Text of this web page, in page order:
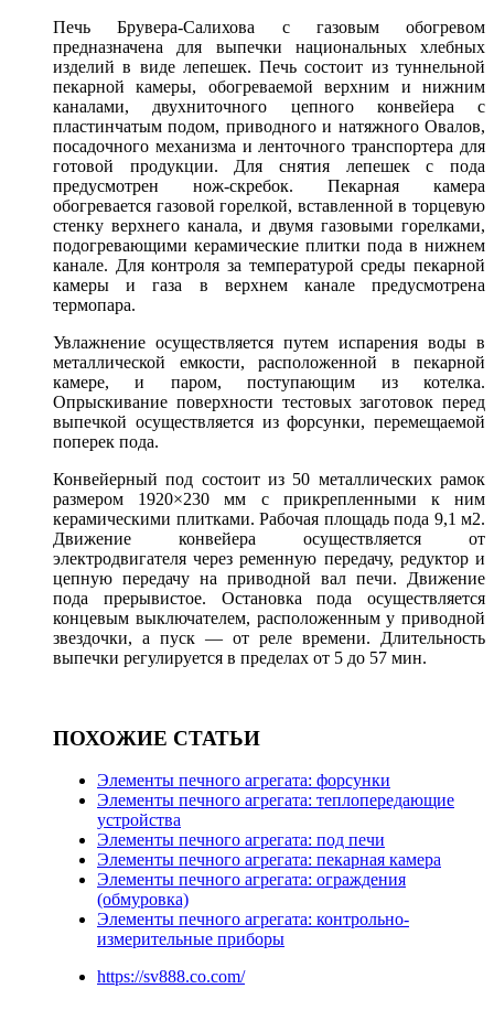
Печь Брувера-Салихова с газовым обогревом
предназначена для выпечки национальных хлебных
изделий в виде лепешек. Печь состоит из туннельной
пекарной камеры, обогреваемой верхним и нижним
каналами, двухниточного цепного конвейера с
пластинчатым подом, приводного и натяжного Овалов,
посадочного механизма и ленточного транспортера для
готовой продукции. Для снятия лепешек с пода
предусмотрен нож-скребок. Пекарная камера
обогревается газовой горелкой, вставленной в торцевую
стенку верхнего канала, и двумя газовыми горелками,
подогревающими керамические плитки пода в нижнем
канале. Для контроля за температурой среды пекарной
камеры и газа в верхнем канале предусмотрена
термопара.
Увлажнение осуществляется путем испарения воды в
металлической емкости, расположенной в пекарной
камере, и паром, поступающим из котелка.
Опрыскивание поверхности тестовых заготовок перед
выпечкой осуществляется из форсунки, перемещаемой
поперек пода.
Конвейерный под состоит из 50 металлических рамок
размером 1920×230 мм с прикрепленными к ним
керамическими плитками. Рабочая площадь пода 9,1 м2.
Движение конвейера осуществляется от
электродвигателя через ременную передачу, редуктор и
цепную передачу на приводной вал печи. Движение
пода прерывистое. Остановка пода осуществляется
концевым выключателем, расположенным у приводной
звездочки, а пуск — от реле времени. Длительность
выпечки регулируется в пределах от 5 до 57 мин.
ПОХОЖИЕ СТАТЬИ
Элементы печного агрегата: форсунки
Элементы печного агрегата: теплопередающие
устройства
Элементы печного агрегата: под печи
Элементы печного агрегата: пекарная камера
Элементы печного агрегата: ограждения
(обмуровка)
Элементы печного агрегата: контрольно-
измерительные приборы
https://sv888.co.com/